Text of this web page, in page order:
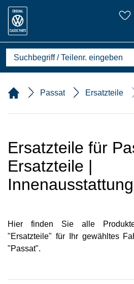
Passat Ersatzteile
Ersatzteile für
Ersatzteile |
Innenausstattung
Hier finden Sie alle
"Ersatzteile" für Ihr gewähltes
"Passat".